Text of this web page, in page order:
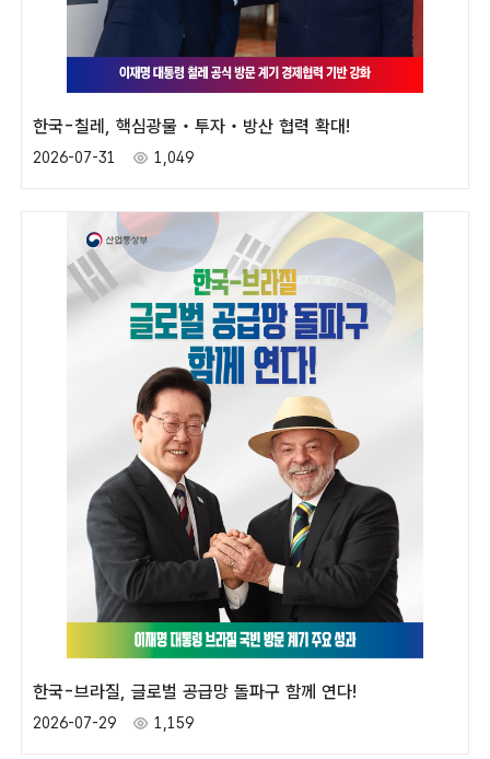
한국-칠레, 핵심광물‧투자‧방산 협력 확대!
2026-07-31 1,049
한국-브라질, 글로벌 공급망 돌파구 함께 연다!
2026-07-29 1,159